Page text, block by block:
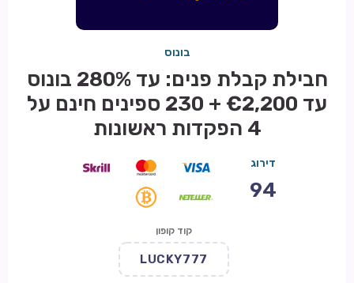
בונוס
חבילת קבלת פנים: עד 280% בונוס
עד €2,200 + 230 ספינים חינם על
4 הפקדות ראשונות
דירוג
94
קוד קופון
LUCKY777